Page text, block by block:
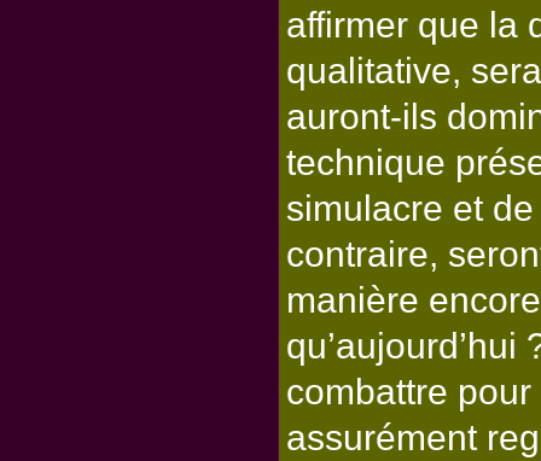
affirmer que la
qualitative,
auront-ils
technique
simulacre et
contraire,
manière
combattre
assurément